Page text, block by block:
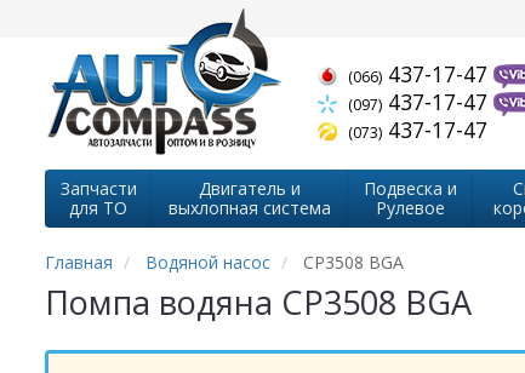
(066) 437-17-47
(097) 437-17-47
(073) 437-17-47
Запчасти
для ТО
Двигатель и
выхлопная система
Подвеска и
Рулевое
Главная Водяной насос CP3508 BGA
Помпа водяна CP3508 BGA